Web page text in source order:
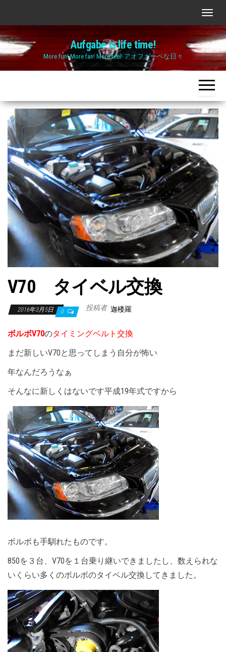
the
content
ナ
ビ
ゲ
ー
シ
ョ
ン
切
り
替
Aufgabe is life time!
More fun! More fan! More feel! アオフガーベな日々
V70 タイベル交換
2016年3月5日 0 投稿者: 迦楼羅
ボルボV70のタイミングベルト交換
まだ新しいV70と思ってしまう自分が怖い
年なんだろうなぁ
そんなに新しくはないです平成19年式ですから
ボルボも手馴れたものです。
850を３台、V70を１台乗り継いできましたし、数えられな
いくらい多くのボルボのタイベル交換してきました。